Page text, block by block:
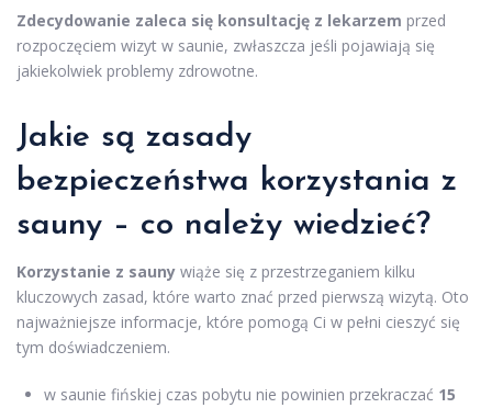
Zdecydowanie zaleca się konsultację z lekarzem przed
rozpoczęciem wizyt w saunie, zwłaszcza jeśli pojawiają się
jakiekolwiek problemy zdrowotne.
Jakie są zasady
bezpieczeństwa korzystania z
sauny – co należy wiedzieć?
Korzystanie z sauny wiąże się z przestrzeganiem kilku
kluczowych zasad, które warto znać przed pierwszą wizytą. Oto
najważniejsze informacje, które pomogą Ci w pełni cieszyć się
tym doświadczeniem.
w saunie fińskiej czas pobytu nie powinien przekraczać 15